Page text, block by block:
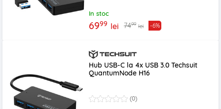
In stoc
6999 lei 7499 lei -6%
Hub USB-C la 4x USB 3.0 Techsuit
QuantumNode H16
(0)